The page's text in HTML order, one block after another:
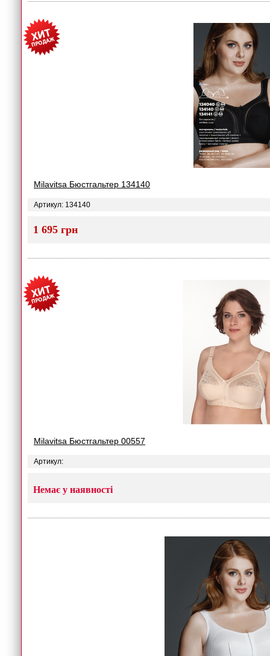
Milavitsa Бюстгальтер 134140
Артикул: 134140
1 695 грн
Milavitsa Бюстгальтер 00557
Артикул:
Немає у наявності